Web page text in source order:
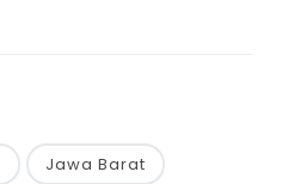
Jawa Barat